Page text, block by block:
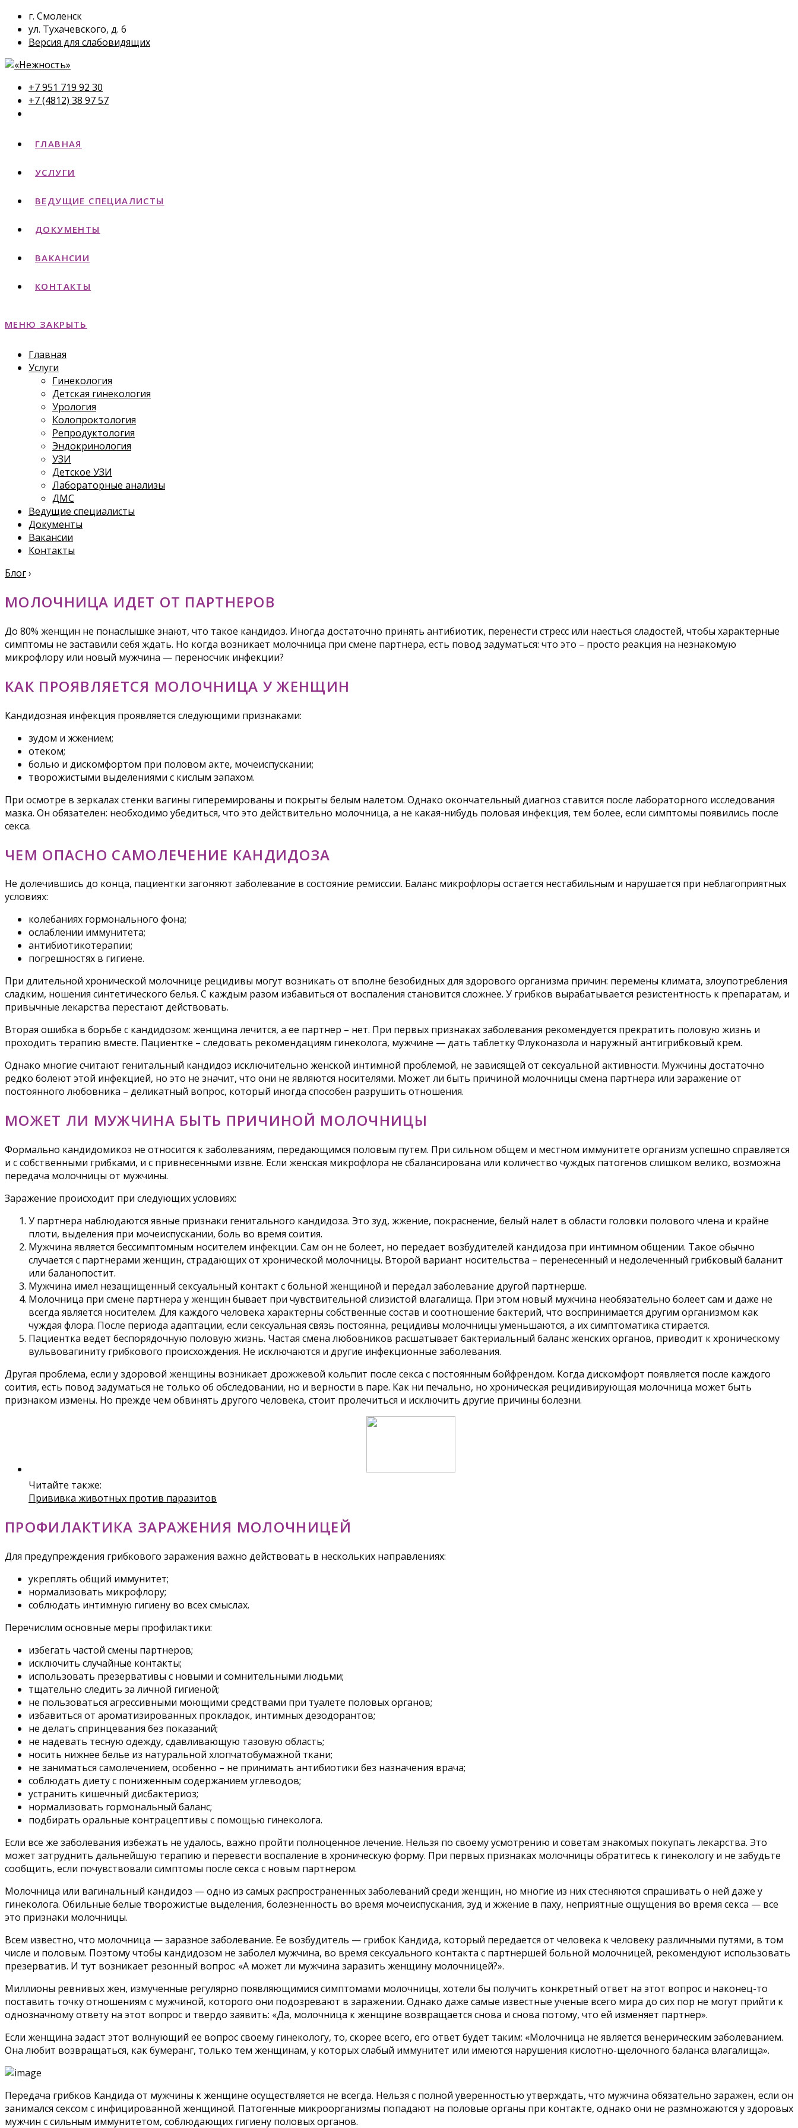
г. Смоленск
ул. Тухачевского, д. 6
Версия для слабовидящих
+7 951 719 92 30
+7 (4812) 38 97 57
ГЛАВНАЯ
УСЛУГИ
ВЕДУЩИЕ СПЕЦИАЛИСТЫ
ДОКУМЕНТЫ
ВАКАНСИИ
КОНТАКТЫ
МЕНЮ ЗАКРЫТЬ
Главная
Услуги
Гинекология
Детская гинекология
Урология
Колопроктология
Репродуктология
Эндокринология
УЗИ
Детское УЗИ
Лабораторные анализы
ДМС
Ведущие специалисты
Документы
Вакансии
Контакты
Блог›
МОЛОЧНИЦА ИДЕТ ОТ ПАРТНЕРОВ
До 80% женщин не понаслышке знают, что такое кандидоз. Иногда достаточно принять антибиотик, перенести стресс или наесться сладостей, чтобы характерные
симптомы не заставили себя ждать. Но когда возникает молочница при смене партнера, есть повод задуматься: что это – просто реакция на незнакомую
микрофлору или новый мужчина — переносчик инфекции?
КАК ПРОЯВЛЯЕТСЯ МОЛОЧНИЦА У ЖЕНЩИН
Кандидозная инфекция проявляется следующими признаками:
зудом и жжением;
отеком;
болью и дискомфортом при половом акте, мочеиспускании;
творожистыми выделениями с кислым запахом.
При осмотре в зеркалах стенки вагины гиперемированы и покрыты белым налетом. Однако окончательный диагноз ставится после лабораторного исследования
мазка. Он обязателен: необходимо убедиться, что это действительно молочница, а не какая-нибудь половая инфекция, тем более, если симптомы появились после
секса.
ЧЕМ ОПАСНО САМОЛЕЧЕНИЕ КАНДИДОЗА
Не долечившись до конца, пациентки загоняют заболевание в состояние ремиссии. Баланс микрофлоры остается нестабильным и нарушается при неблагоприятных
условиях:
колебаниях гормонального фона;
ослаблении иммунитета;
антибиотикотерапии;
погрешностях в гигиене.
При длительной хронической молочнице рецидивы могут возникать от вполне безобидных для здорового организма причин: перемены климата, злоупотребления
сладким, ношения синтетического белья. С каждым разом избавиться от воспаления становится сложнее. У грибков вырабатывается резистентность к препаратам, и
привычные лекарства перестают действовать.
Вторая ошибка в борьбе с кандидозом: женщина лечится, а ее партнер – нет. При первых признаках заболевания рекомендуется прекратить половую жизнь и
проходить терапию вместе. Пациентке – следовать рекомендациям гинеколога, мужчине — дать таблетку Флуконазола и наружный антигрибковый крем.
Однако многие считают генитальный кандидоз исключительно женской интимной проблемой, не зависящей от сексуальной активности. Мужчины достаточно
редко болеют этой инфекцией, но это не значит, что они не являются носителями. Может ли быть причиной молочницы смена партнера или заражение от
постоянного любовника – деликатный вопрос, который иногда способен разрушить отношения.
МОЖЕТ ЛИ МУЖЧИНА БЫТЬ ПРИЧИНОЙ МОЛОЧНИЦЫ
Формально кандидомикоз не относится к заболеваниям, передающимся половым путем. При сильном общем и местном иммунитете организм успешно справляется
и с собственными грибками, и с привнесенными извне. Если женская микрофлора не сбалансирована или количество чуждых патогенов слишком велико, возможна
передача молочницы от мужчины.
Заражение происходит при следующих условиях:
У партнера наблюдаются явные признаки генитального кандидоза. Это зуд, жжение, покраснение, белый налет в области головки полового члена и крайне
плоти, выделения при мочеиспускании, боль во время соития.
Мужчина является бессимптомным носителем инфекции. Сам он не болеет, но передает возбудителей кандидоза при интимном общении. Такое обычно
случается с партнерами женщин, страдающих от хронической молочницы. Второй вариант носительства – перенесенный и недолеченный грибковый баланит
или баланопостит.
Мужчина имел незащищенный сексуальный контакт с больной женщиной и передал заболевание другой партнерше.
Молочница при смене партнера у женщин бывает при чувствительной слизистой влагалища. При этом новый мужчина необязательно болеет сам и даже не
всегда является носителем. Для каждого человека характерны собственные состав и соотношение бактерий, что воспринимается другим организмом как
чуждая флора. После периода адаптации, если сексуальная связь постоянна, рецидивы молочницы уменьшаются, а их симптоматика стирается.
Пациентка ведет беспорядочную половую жизнь. Частая смена любовников расшатывает бактериальный баланс женских органов, приводит к хроническому
вульвовагиниту грибкового происхождения. Не исключаются и другие инфекционные заболевания.
Другая проблема, если у здоровой женщины возникает дрожжевой кольпит после секса с постоянным бойфрендом. Когда дискомфорт появляется после каждого
соития, есть повод задуматься не только об обследовании, но и верности в паре. Как ни печально, но хроническая рецидивирующая молочница может быть
признаком измены. Но прежде чем обвинять другого человека, стоит пролечиться и исключить другие причины болезни.
Читайте также:
Прививка животных против паразитов
ПРОФИЛАКТИКА ЗАРАЖЕНИЯ МОЛОЧНИЦЕЙ
Для предупреждения грибкового заражения важно действовать в нескольких направлениях:
укреплять общий иммунитет;
нормализовать микрофлору;
соблюдать интимную гигиену во всех смыслах.
Перечислим основные меры профилактики:
избегать частой смены партнеров;
исключить случайные контакты;
использовать презервативы с новыми и сомнительными людьми;
тщательно следить за личной гигиеной;
не пользоваться агрессивными моющими средствами при туалете половых органов;
избавиться от ароматизированных прокладок, интимных дезодорантов;
не делать спринцевания без показаний;
не надевать тесную одежду, сдавливающую тазовую область;
носить нижнее белье из натуральной хлопчатобумажной ткани;
не заниматься самолечением, особенно – не принимать антибиотики без назначения врача;
соблюдать диету с пониженным содержанием углеводов;
устранить кишечный дисбактериоз;
нормализовать гормональный баланс;
подбирать оральные контрацептивы с помощью гинеколога.
Если все же заболевания избежать не удалось, важно пройти полноценное лечение. Нельзя по своему усмотрению и советам знакомых покупать лекарства. Это
может затруднить дальнейшую терапию и перевести воспаление в хроническую форму. При первых признаках молочницы обратитесь к гинекологу и не забудьте
сообщить, если почувствовали симптомы после секса с новым партнером.
Молочница или вагинальный кандидоз — одно из самых распространенных заболеваний среди женщин, но многие из них стесняются спрашивать о ней даже у
гинеколога. Обильные белые творожистые выделения, болезненность во время мочеиспускания, зуд и жжение в паху, неприятные ощущения во время секса — все
это признаки молочницы.
Всем известно, что молочница — заразное заболевание. Ее возбудитель — грибок Кандида, который передается от человека к человеку различными путями, в том
числе и половым. Поэтому чтобы кандидозом не заболел мужчина, во время сексуального контакта с партнершей больной молочницей, рекомендуют использовать
презерватив. И тут возникает резонный вопрос: «А может ли мужчина заразить женщину молочницей?».
Миллионы ревнивых жен, измученные регулярно появляющимися симптомами молочницы, хотели бы получить конкретный ответ на этот вопрос и наконец-то
поставить точку отношениям с мужчиной, которого они подозревают в заражении. Однако даже самые известные ученые всего мира до сих пор не могут прийти к
однозначному ответу на этот вопрос и твердо заявить: «Да, молочница к женщине возвращается снова и снова потому, что ей изменяет партнер».
Если женщина задаст этот волнующий ее вопрос своему гинекологу, то, скорее всего, его ответ будет таким: «Молочница не является венерическим заболеванием.
Она любит возвращаться, как бумеранг, только тем женщинам, у которых слабый иммунитет или имеются нарушения кислотно-щелочного баланса влагалища».
Передача грибков Кандида от мужчины к женщине осуществляется не всегда. Нельзя с полной уверенностью утверждать, что мужчина обязательно заражен, если он
занимался сексом с инфицированной женщиной. Патогенные микроорганизмы попадают на половые органы при контакте, однако они не размножаются у здоровых
мужчин с сильным иммунитетом, соблюдающих гигиену половых органов.